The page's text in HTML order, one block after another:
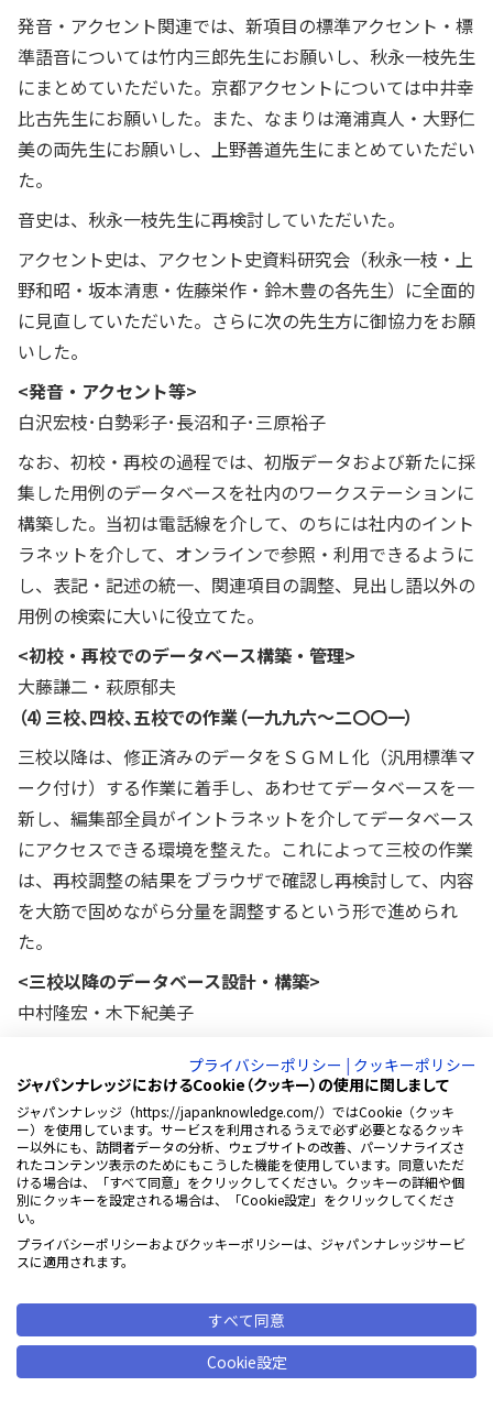
発音・アクセント関連では、新項目の標準アクセント・標
準語音については竹内三郎先生にお願いし、秋永一枝先生
にまとめていただいた。京都アクセントについては中井幸
比古先生にお願いした。また、なまりは滝浦真人・大野仁
美の両先生にお願いし、上野善道先生にまとめていただい
た。
音史は、秋永一枝先生に再検討していただいた。
アクセント史は、アクセント史資料研究会（秋永一枝・上
野和昭・坂本清恵・佐藤栄作・鈴木豊の各先生）に全面的
に見直していただいた。さらに次の先生方に御協力をお願
いした。
<発音・アクセント等>
白沢宏枝･白勢彩子･長沼和子･三原裕子
なお、初校・再校の過程では、初版データおよび新たに採
集した用例のデータベースを社内のワークステーションに
構築した。当初は電話線を介して、のちには社内のイント
ラネットを介して、オンラインで参照・利用できるように
し、表記・記述の統一、関連項目の調整、見出し語以外の
用例の検索に大いに役立てた。
<初校・再校でのデータベース構築・管理>
大藤謙二・萩原郁夫
（4）三校、四校、五校での作業（一九九六～二〇〇一）
三校以降は、修正済みのデータをＳＧＭＬ化（汎用標準マ
ーク付け）する作業に着手し、あわせてデータベースを一
新し、編集部全員がイントラネットを介してデータベース
にアクセスできる環境を整えた。これによって三校の作業
は、再校調整の結果をブラウザで確認し再検討して、内容
を大筋で固めながら分量を調整するという形で進められ
た。
<三校以降のデータベース設計・構築>
中村隆宏・木下紀美子
四校では、三校データに漢字テーブル処理、用例の年代処
理、項目の五十音順並べ替え等の機械処理を施したうえ
で、四段に組んだ本組みを出力した。それをもとに、デー
タベースなどを適宜参照しながら最後の項目調整を行な
い、ページアップ作業に入って五校校了へと工程を進め
た。
各工程においてはそのつど校正を加えたが、辞典の校正
は、単なる赤字照合だけでは済まされない。素読みによる
言葉づかいおよび事実関係のチェックや、配列、文法、表
記、形式の統一等いわゆる校正以外の作業が重なる。それ
を克服して粘り強く協力してくださった校正の方々は次の
プライバシーポリシー | クッキーポリシー
ジャパンナレッジにおけるCookie（クッキー）の使用に関しまして
ジャパンナレッジ（https://japanknowledge.com/）ではCookie（クッキ
ー）を使用しています。サービスを利用されるうえで必ず必要となるクッキ
ー以外にも、訪問者データの分析、ウェブサイトの改善、パーソナライズさ
れたコンテンツ表示のためにもこうした機能を使用しています。同意いただ
ける場合は、「すべて同意」をクリックしてください。クッキーの詳細や個
別にクッキーを設定される場合は、「Cookie設定」をクリックしてくださ
い。
プライバシーポリシーおよびクッキーポリシーは、ジャパンナレッジサービ
スに適用されます。
すべて同意
Cookie設定